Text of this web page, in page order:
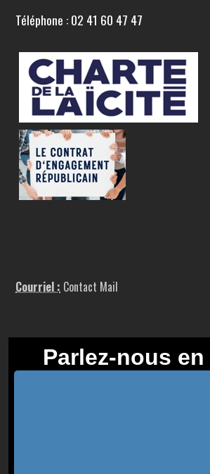
Téléphone : 02 41 60 47 47
Courriel : Contact Mail